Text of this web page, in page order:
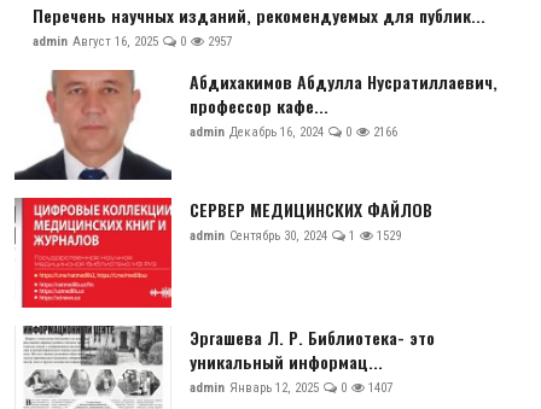
Перечень научных изданий, рекомендуемых для публик...
admin Август 16, 2025 0 2957
Абдихакимов Абдулла Нусратиллаевич,
профессор кафе...
admin Декабрь 16, 2024 0 2166
СЕРВЕР МЕДИЦИНСКИХ ФАЙЛОВ
admin Сентябрь 30, 2024 1 1529
Эргашева Л. Р. Библиотека- это
уникальный информац...
admin Январь 12, 2025 0 1407